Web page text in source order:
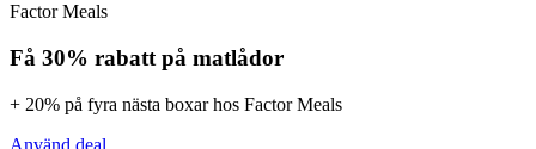
Factor Meals
Få 30% rabatt på matlådor
+ 20% på fyra nästa boxar hos Factor Meals
Använd deal